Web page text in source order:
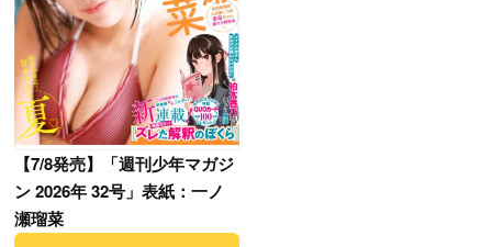
【7/8発売】「週刊少年マガジ
ン 2026年 32号」表紙：一ノ
瀬瑠菜